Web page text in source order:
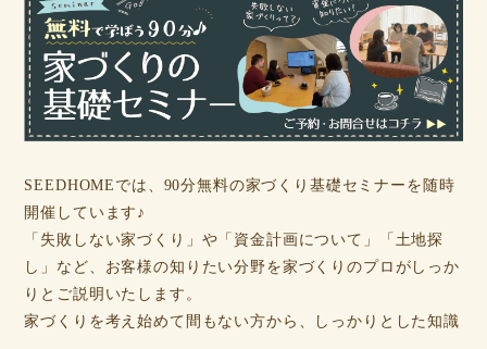
SEEDHOMEでは、90分無料の家づくり基礎セミナーを随時
開催しています♪
「失敗しない家づくり」や「資金計画について」「土地探
し」など、お客様の知りたい分野を家づくりのプロがしっか
りとご説明いたします。
家づくりを考え始めて間もない方から、しっかりとした知識